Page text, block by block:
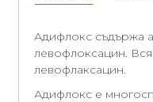
Адифлокс съдържа
левофлоксацин.
левофлаксацин.
Адифлокс е